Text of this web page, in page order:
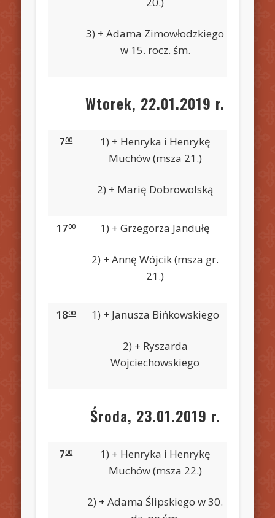
3) + Adama Zimowłodzkiego
w 15. rocz. śm.
Wtorek, 22.01.2019 r.
700
1) + Henryka i Henrykę
Muchów (msza 21.)
2) + Marię Dobrowolską
1700 1) + Grzegorza Jandułę
2) + Annę Wójcik (msza gr.
21.)
1800 1) + Janusza Bińkowskiego
2) + Ryszarda
Wojciechowskiego
Środa, 23.01.2019 r.
700
1) + Henryka i Henrykę
Muchów (msza 22.)
2) + Adama Ślipskiego w 30.